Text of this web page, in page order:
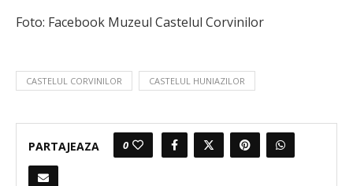
Foto: Facebook Muzeul Castelul Corvinilor
CASTELUL CORVINILOR CASTELUL HUNIAZILOR
PARTAJEAZA 0